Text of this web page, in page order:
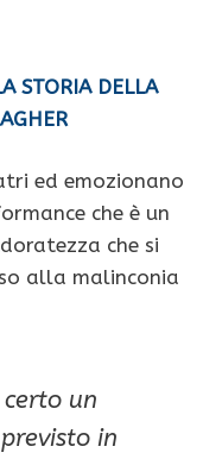
STORIA DELLA
ed emozionano
che è un
che si
alla malinconia
un
in